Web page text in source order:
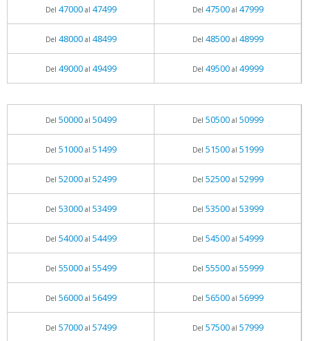
Del 47000al 47499 Del 47500al 47999
Del 48000al 48499 Del 48500al 48999
Del 49000al 49499 Del 49500al 49999
Del 50000al 50499 Del 50500al 50999
Del 51000al 51499 Del 51500al 51999
Del 52000al 52499 Del 52500al 52999
Del 53000al 53499 Del 53500al 53999
Del 54000al 54499 Del 54500al 54999
Del 55000al 55499 Del 55500al 55999
Del 56000al 56499 Del 56500al 56999
Del 57000al 57499 Del 57500al 57999